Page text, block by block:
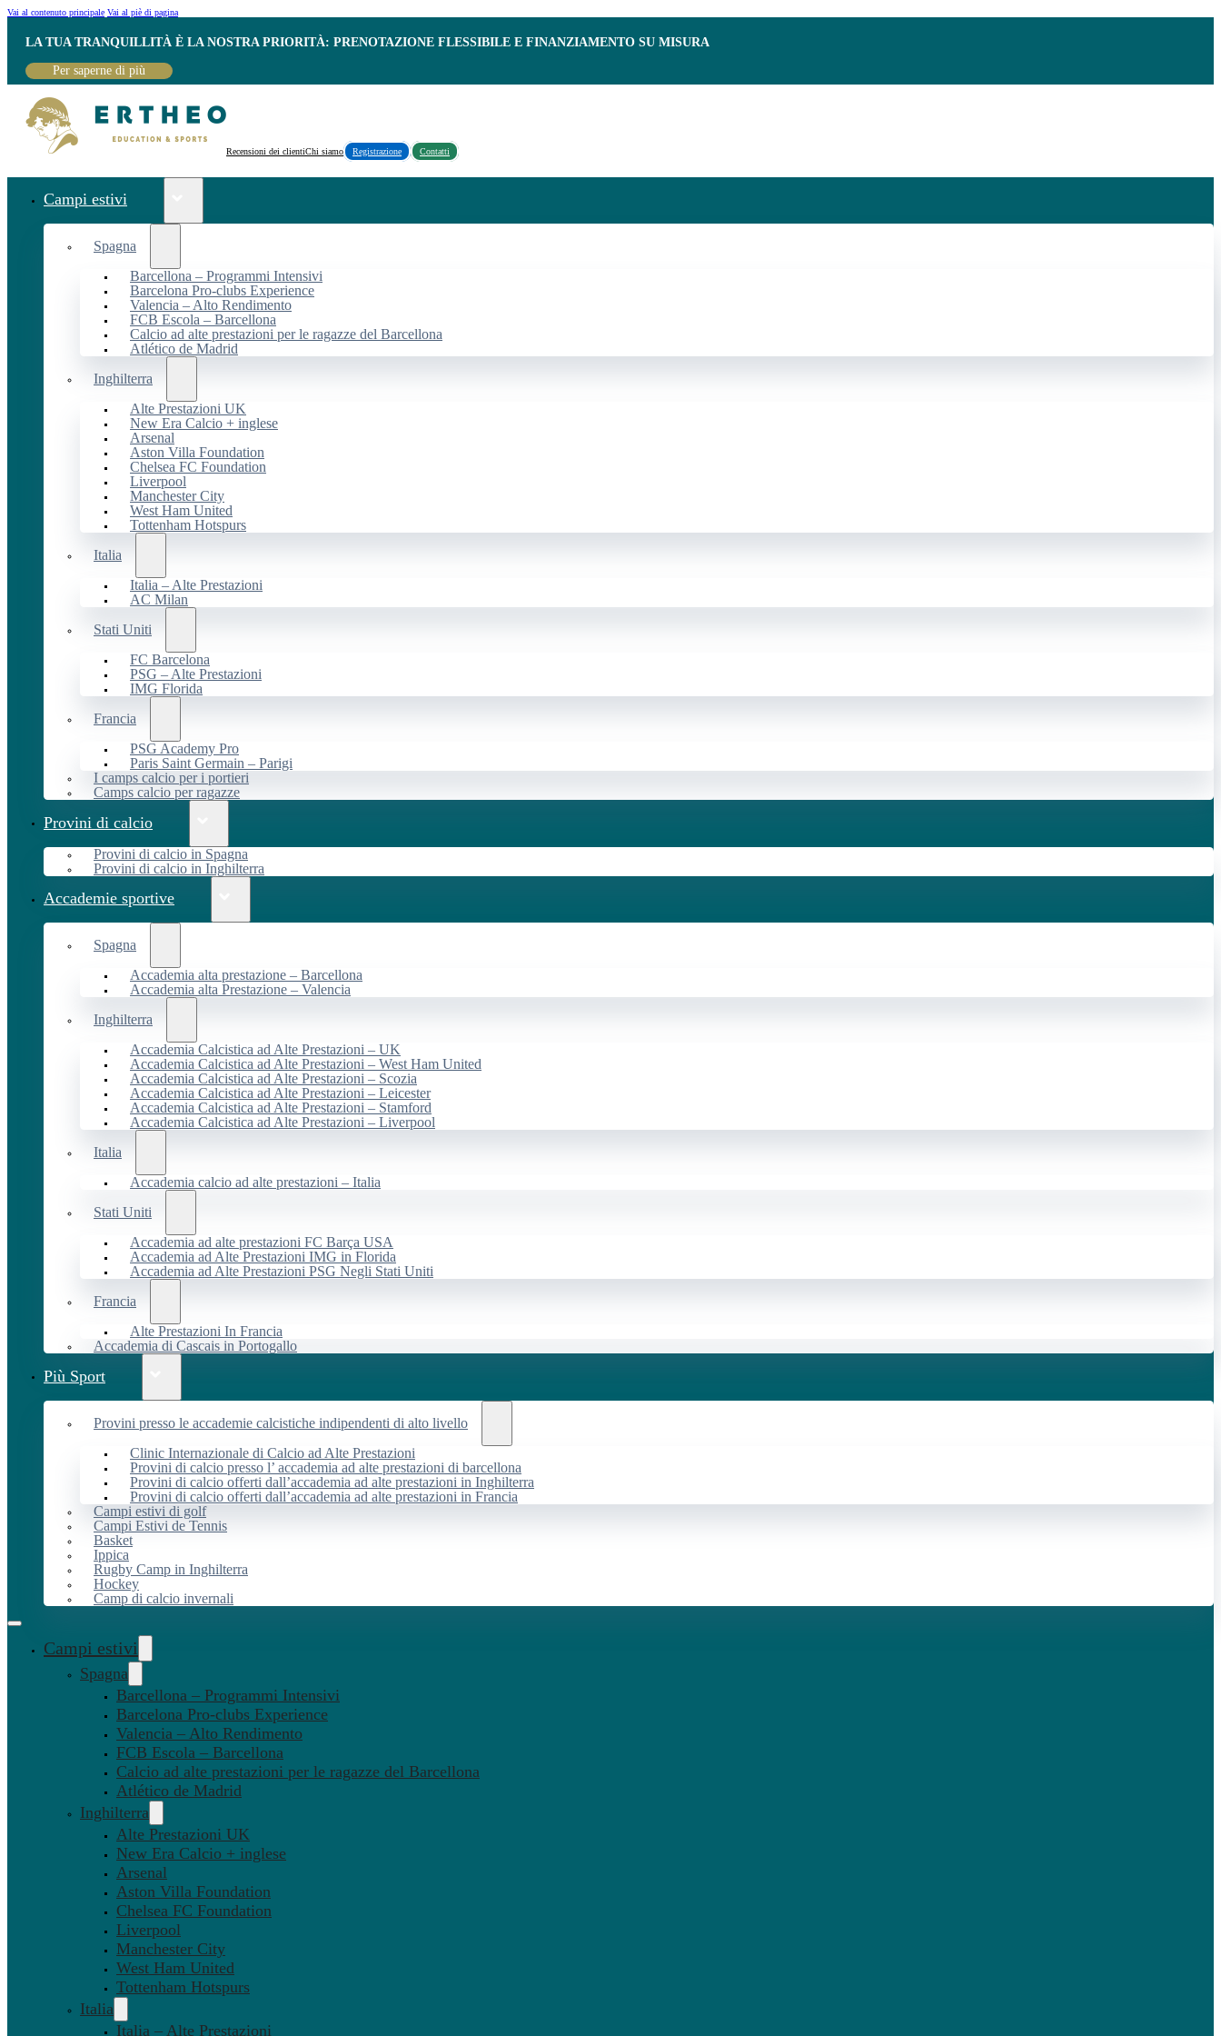
Vai al contenuto principale Vai al piè di pagina
LA TUA TRANQUILLITÀ È LA NOSTRA PRIORITÀ: PRENOTAZIONE FLESSIBILE E FINANZIAMENTO SU MISURA
Per saperne di più
Recensioni dei clientiChi siamo Registrazione Contatti
Campi estivi
Spagna
Barcellona – Programmi Intensivi
Barcelona Pro-clubs Experience
Valencia – Alto Rendimento
FCB Escola – Barcellona
Calcio ad alte prestazioni per le ragazze del Barcellona
Atlético de Madrid
Inghilterra
Alte Prestazioni UK
New Era Calcio + inglese
Arsenal
Aston Villa Foundation
Chelsea FC Foundation
Liverpool
Manchester City
West Ham United
Tottenham Hotspurs
Italia
Italia – Alte Prestazioni
AC Milan
Stati Uniti
FC Barcelona
PSG – Alte Prestazioni
IMG Florida
Francia
PSG Academy Pro
Paris Saint Germain – Parigi
I camps calcio per i portieri
Camps calcio per ragazze
Provini di calcio
Provini di calcio in Spagna
Provini di calcio in Inghilterra
Accademie sportive
Spagna
Accademia alta prestazione – Barcellona
Accademia alta Prestazione – Valencia
Inghilterra
Accademia Calcistica ad Alte Prestazioni – UK
Accademia Calcistica ad Alte Prestazioni – West Ham United
Accademia Calcistica ad Alte Prestazioni – Scozia
Accademia Calcistica ad Alte Prestazioni – Leicester
Accademia Calcistica ad Alte Prestazioni – Stamford
Accademia Calcistica ad Alte Prestazioni – Liverpool
Italia
Accademia calcio ad alte prestazioni – Italia
Stati Uniti
Accademia ad alte prestazioni FC Barça USA
Accademia ad Alte Prestazioni IMG in Florida
Accademia ad Alte Prestazioni PSG Negli Stati Uniti
Francia
Alte Prestazioni In Francia
Accademia di Cascais in Portogallo
Più Sport
Provini presso le accademie calcistiche indipendenti di alto livello
Clinic Internazionale di Calcio ad Alte Prestazioni
Provini di calcio presso l’ accademia ad alte prestazioni di barcellona
Provini di calcio offerti dall’accademia ad alte prestazioni in Inghilterra
Provini di calcio offerti dall’accademia ad alte prestazioni in Francia
Campi estivi di golf
Campi Estivi de Tennis
Basket
Ippica
Rugby Camp in Inghilterra
Hockey
Camp di calcio invernali
Campi estivi
Spagna
Barcellona – Programmi Intensivi
Barcelona Pro-clubs Experience
Valencia – Alto Rendimento
FCB Escola – Barcellona
Calcio ad alte prestazioni per le ragazze del Barcellona
Atlético de Madrid
Inghilterra
Alte Prestazioni UK
New Era Calcio + inglese
Arsenal
Aston Villa Foundation
Chelsea FC Foundation
Liverpool
Manchester City
West Ham United
Tottenham Hotspurs
Italia
Italia – Alte Prestazioni